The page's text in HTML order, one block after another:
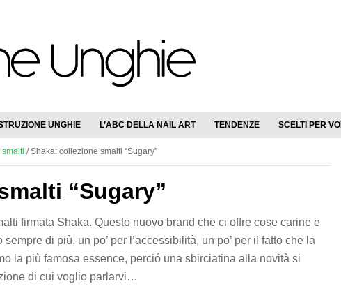
UNGHIE L’ABC DELLA NAIL ART TENDENZE SCELTI PER VOI
/Shaka: collezione smalti “Sugary”
“Sugary”
firmata Shaka. Questo nuovo brand che ci offre cose carine e
di più, un po’ per l’accessibilità, un po’ per il fatto che la
la più famosa essence, perció una sbirciatina alla novità si
di cui voglio parlarvi…